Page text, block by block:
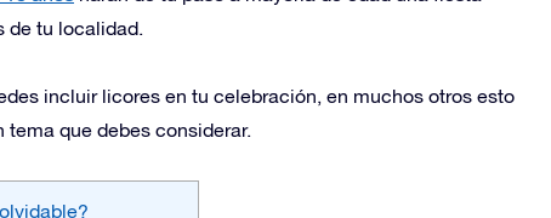
de tu localidad.
incluir licores en tu celebración, en muchos otros esto
tema que debes considerar.